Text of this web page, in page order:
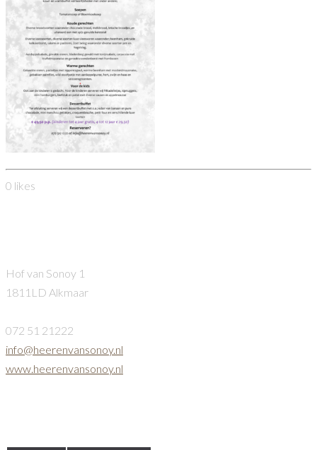
0 likes
Hof van Sonoy 1
1811LD Alkmaar
072 51 21222
info@heerenvansonoy.nl
www.heerenvansonoy.nl